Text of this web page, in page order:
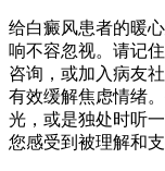
给白癜风患者的暖
响不容忽视。请记
咨询，或加入病友
有效缓解焦虑情绪
光，或是独处时听
您感受到被理解和支